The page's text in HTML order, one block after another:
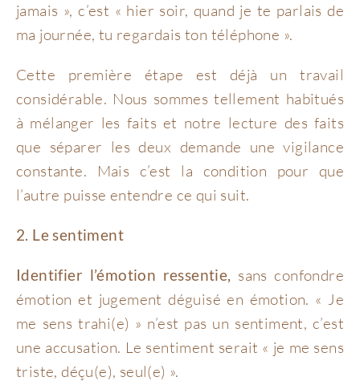
jamais », c’est « hier soir, quand je te parlais de
ma journée, tu regardais ton téléphone ».
Cette première étape est déjà un travail
considérable. Nous sommes tellement habitués
à mélanger les faits et notre lecture des faits
que séparer les deux demande une vigilance
constante. Mais c’est la condition pour que
l’autre puisse entendre ce qui suit.
2. Le sentiment
Identifier l’émotion ressentie, sans confondre
émotion et jugement déguisé en émotion. « Je
me sens trahi(e) » n’est pas un sentiment, c’est
une accusation. Le sentiment serait « je me sens
triste, déçu(e), seul(e) ».